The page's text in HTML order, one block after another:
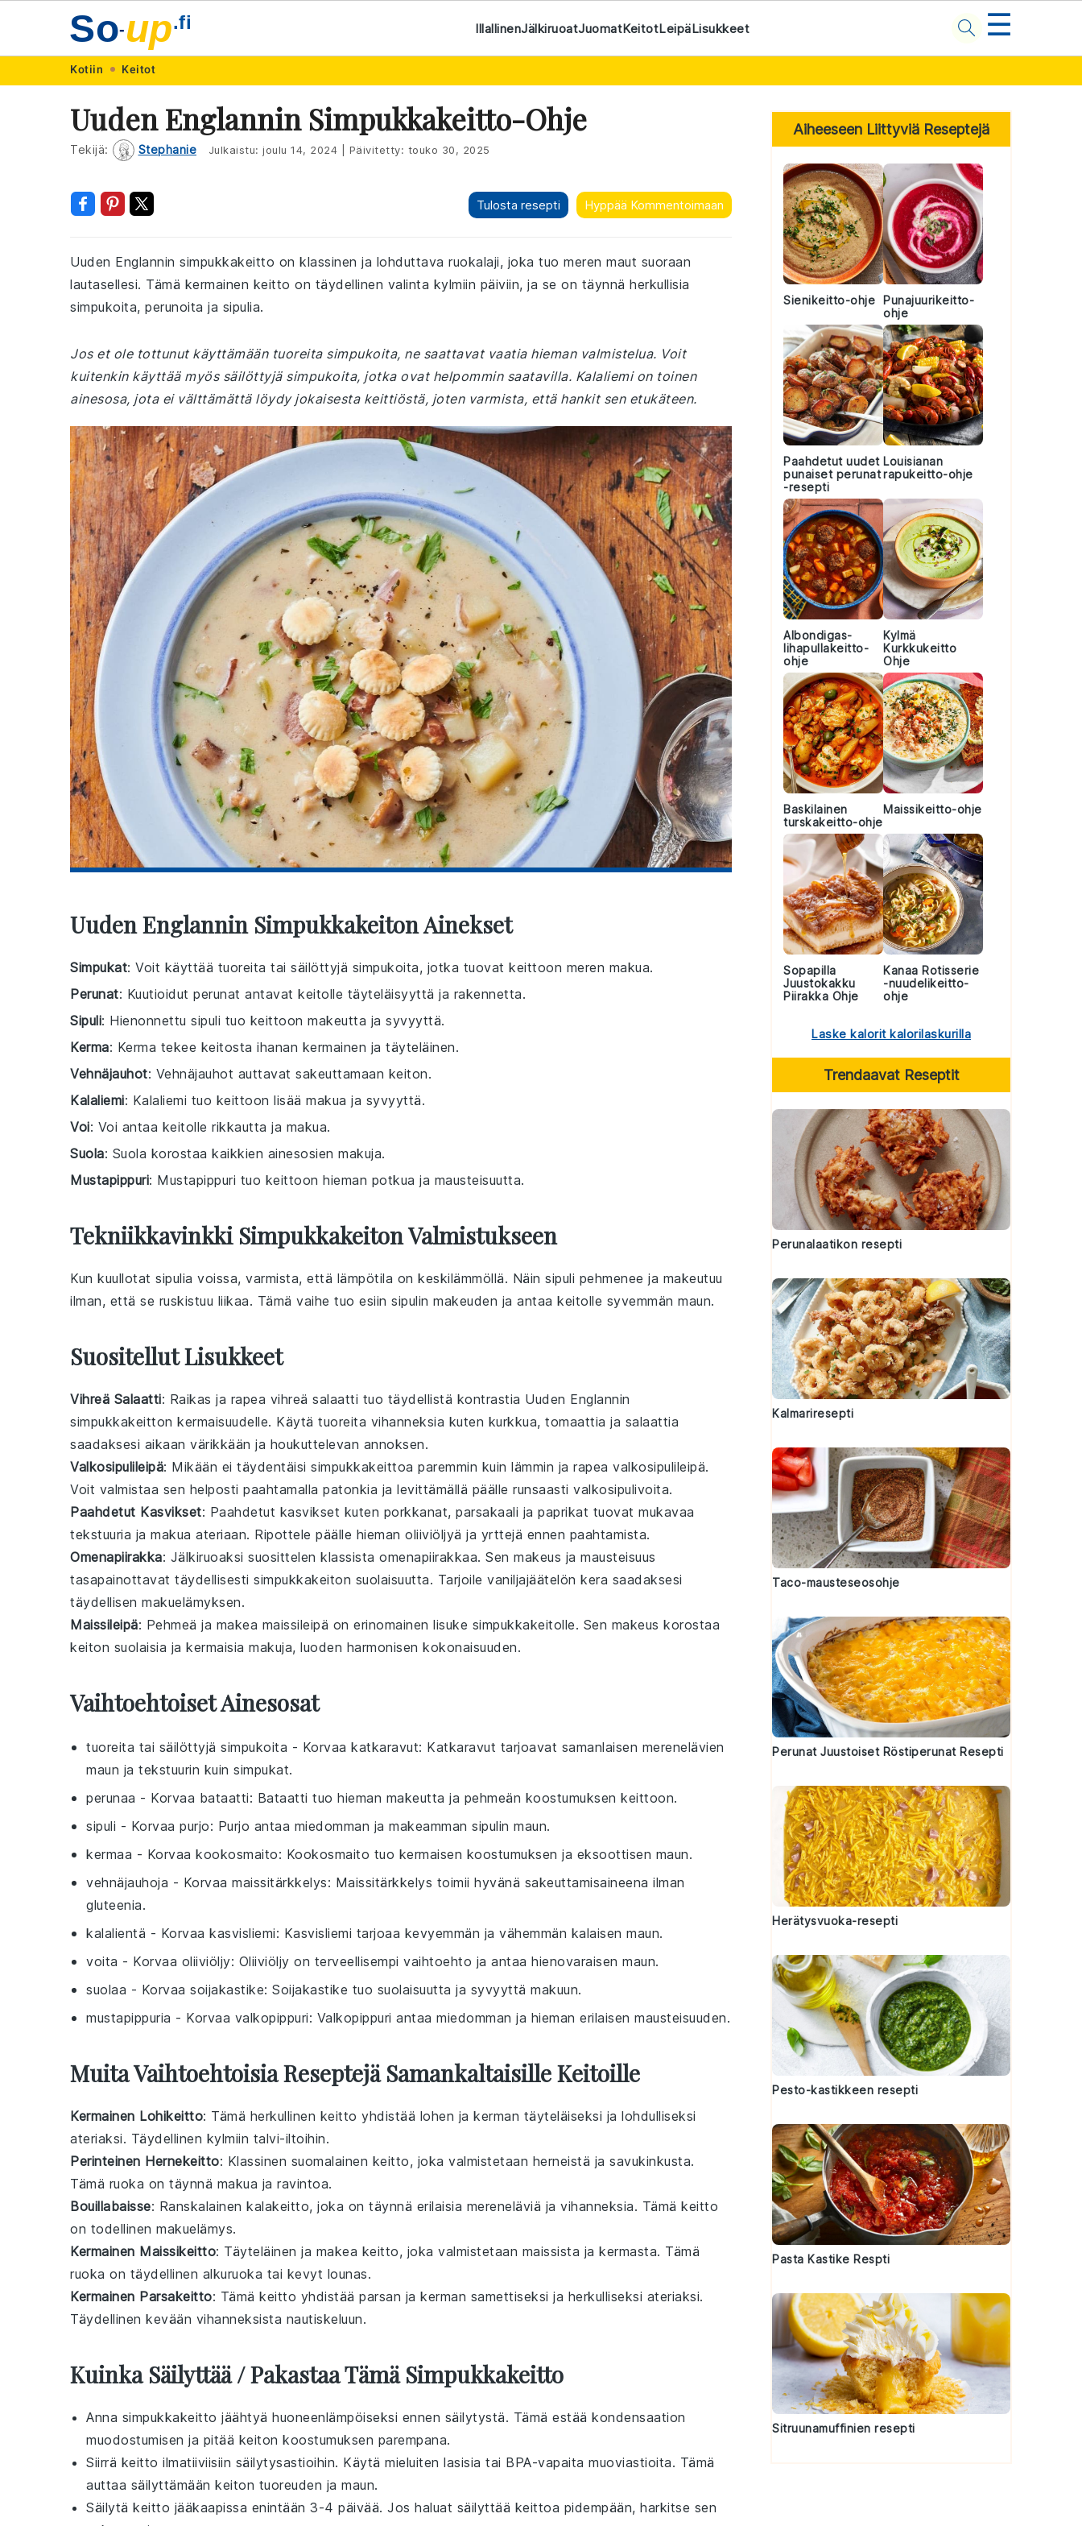
navigation
content
So-up.fi IllallinenJälkiruoatJuomatKeitotLeipäLisukkeet ☰
Kotiin Keitot
Uuden Englannin Simpukkakeitto-Ohje
Tekijä: Stephanie Julkaistu: joulu 14, 2024 Päivitetty: touko 30, 2025
Tulosta resepti Hyppää Kommentoimaan
Uuden Englannin simpukkakeitto on klassinen ja lohduttava ruokalaji, joka tuo meren maut suoraan
lautasellesi. Tämä kermainen keitto on täydellinen valinta kylmiin päiviin, ja se on täynnä herkullisia
simpukoita, perunoita ja sipulia.
Jos et ole tottunut käyttämään tuoreita simpukoita, ne saattavat vaatia hieman valmistelua. Voit
kuitenkin käyttää myös säilöttyjä simpukoita, jotka ovat helpommin saatavilla. Kalaliemi on toinen
ainesosa, jota ei välttämättä löydy jokaisesta keittiöstä, joten varmista, että hankit sen etukäteen.
Uuden Englannin Simpukkakeiton Ainekset
Simpukat: Voit käyttää tuoreita tai säilöttyjä simpukoita, jotka tuovat keittoon meren makua.
Perunat: Kuutioidut perunat antavat keitolle täyteläisyyttä ja rakennetta.
Sipuli: Hienonnettu sipuli tuo keittoon makeutta ja syvyyttä.
Kerma: Kerma tekee keitosta ihanan kermainen ja täyteläinen.
Vehnäjauhot: Vehnäjauhot auttavat sakeuttamaan keiton.
Kalaliemi: Kalaliemi tuo keittoon lisää makua ja syvyyttä.
Voi: Voi antaa keitolle rikkautta ja makua.
Suola: Suola korostaa kaikkien ainesosien makuja.
Mustapippuri: Mustapippuri tuo keittoon hieman potkua ja mausteisuutta.
Tekniikkavinkki Simpukkakeiton Valmistukseen
Kun kuullotat sipulia voissa, varmista, että lämpötila on keskilämmöllä. Näin sipuli pehmenee ja makeutuu
ilman, että se ruskistuu liikaa. Tämä vaihe tuo esiin sipulin makeuden ja antaa keitolle syvemmän maun.
Suositellut Lisukkeet
Vihreä Salaatti: Raikas ja rapea vihreä salaatti tuo täydellistä kontrastia Uuden Englannin
simpukkakeitton kermaisuudelle. Käytä tuoreita vihanneksia kuten kurkkua, tomaattia ja salaattia
saadaksesi aikaan värikkään ja houkuttelevan annoksen.
Valkosipulileipä: Mikään ei täydentäisi simpukkakeittoa paremmin kuin lämmin ja rapea valkosipulileipä.
Voit valmistaa sen helposti paahtamalla patonkia ja levittämällä päälle runsaasti valkosipulivoita.
Paahdetut Kasvikset: Paahdetut kasvikset kuten porkkanat, parsakaali ja paprikat tuovat mukavaa
tekstuuria ja makua ateriaan. Ripottele päälle hieman oliiviöljyä ja yrttejä ennen paahtamista.
Omenapiirakka: Jälkiruoaksi suosittelen klassista omenapiirakkaa. Sen makeus ja mausteisuus
tasapainottavat täydellisesti simpukkakeiton suolaisuutta. Tarjoile vaniljajäätelön kera saadaksesi
täydellisen makuelämyksen.
Maissileipä: Pehmeä ja makea maissileipä on erinomainen lisuke simpukkakeitolle. Sen makeus korostaa
keiton suolaisia ja kermaisia makuja, luoden harmonisen kokonaisuuden.
Vaihtoehtoiset Ainesosat
tuoreita tai säilöttyjä simpukoita - Korvaa katkaravut: Katkaravut tarjoavat samanlaisen merenelävien
maun ja tekstuurin kuin simpukat.
perunaa - Korvaa bataatti: Bataatti tuo hieman makeutta ja pehmeän koostumuksen keittoon.
sipuli - Korvaa purjo: Purjo antaa miedomman ja makeamman sipulin maun.
kermaa - Korvaa kookosmaito: Kookosmaito tuo kermaisen koostumuksen ja eksoottisen maun.
vehnäjauhoja - Korvaa maissitärkkelys: Maissitärkkelys toimii hyvänä sakeuttamisaineena ilman
gluteenia.
kalalientä - Korvaa kasvisliemi: Kasvisliemi tarjoaa kevyemmän ja vähemmän kalaisen maun.
voita - Korvaa oliiviöljy: Oliiviöljy on terveellisempi vaihtoehto ja antaa hienovaraisen maun.
suolaa - Korvaa soijakastike: Soijakastike tuo suolaisuutta ja syvyyttä makuun.
mustapippuria - Korvaa valkopippuri: Valkopippuri antaa miedomman ja hieman erilaisen mausteisuuden.
Muita Vaihtoehtoisia Reseptejä Samankaltaisille Keitoille
Kermainen Lohikeitto: Tämä herkullinen keitto yhdistää lohen ja kerman täyteläiseksi ja lohdulliseksi
ateriaksi. Täydellinen kylmiin talvi-iltoihin.
Perinteinen Hernekeitto: Klassinen suomalainen keitto, joka valmistetaan herneistä ja savukinkusta.
Tämä ruoka on täynnä makua ja ravintoa.
Bouillabaisse: Ranskalainen kalakeitto, joka on täynnä erilaisia mereneläviä ja vihanneksia. Tämä keitto
on todellinen makuelämys.
Kermainen Maissikeitto: Täyteläinen ja makea keitto, joka valmistetaan maissista ja kermasta. Tämä
ruoka on täydellinen alkuruoka tai kevyt lounas.
Kermainen Parsakeitto: Tämä keitto yhdistää parsan ja kerman samettiseksi ja herkulliseksi ateriaksi.
Täydellinen kevään vihanneksista nautiskeluun.
Kuinka Säilyttää / Pakastaa Tämä Simpukkakeitto
Anna simpukkakeitto jäähtyä huoneenlämpöiseksi ennen säilytystä. Tämä estää kondensaation
muodostumisen ja pitää keiton koostumuksen parempana.
Siirrä keitto ilmatiiviisiin säilytysastioihin. Käytä mieluiten lasisia tai BPA-vapaita muoviastioita. Tämä
auttaa säilyttämään keiton tuoreuden ja maun.
Säilytä keitto jääkaapissa enintään 3-4 päivää. Jos haluat säilyttää keittoa pidempään, harkitse sen
Primary
Sidebar
Aiheeseen Liittyviä Reseptejä
Sienikeitto-ohje
Punajuurikeitto-
ohje
Paahdetut uudet
punaiset perunat
-resepti
Louisianan
rapukeitto-ohje
Albondigas-
lihapullakeitto-
ohje
Kylmä
Kurkkukeitto
Ohje
Baskilainen
turskakeitto-ohje
Maissikeitto-ohje
Sopapilla
Juustokakku
Piirakka Ohje
Kanaa Rotisserie
-nuudelikeitto-
ohje
Laske kalorit kalorilaskurilla
Trendaavat Reseptit
Perunalaatikon resepti
Kalmariresepti
Taco-mausteseosohje
Perunat Juustoiset Röstiperunat Resepti
Herätysvuoka-resepti
Pesto-kastikkeen resepti
Pasta Kastike Respti
Sitruunamuffinien resepti